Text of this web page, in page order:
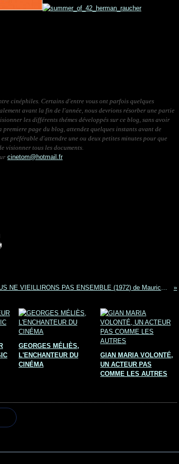
cinéphiles. Certains d'entre vous ont parfois quelques
avant la fin de l'année, nous devrions résorber une partie
les différents thémes développés sur ce blog, sans avoir
page du blog, attendez quelques instants avant de
préférable d'attendre une ou deux petites minutes pour que
visionner tous les documents.
cinetom@hotmail.fr
NOUS NE VIEILLIRONS PAS ENSEMBLE (1972) de Maurice Pialat
GEORGES MÉLIÈS,
L'ENCHANTEUR DU
CINÉMA
GIAN MARIA VOLONTÉ,
UN ACTEUR PAS
COMME LES AUTRES